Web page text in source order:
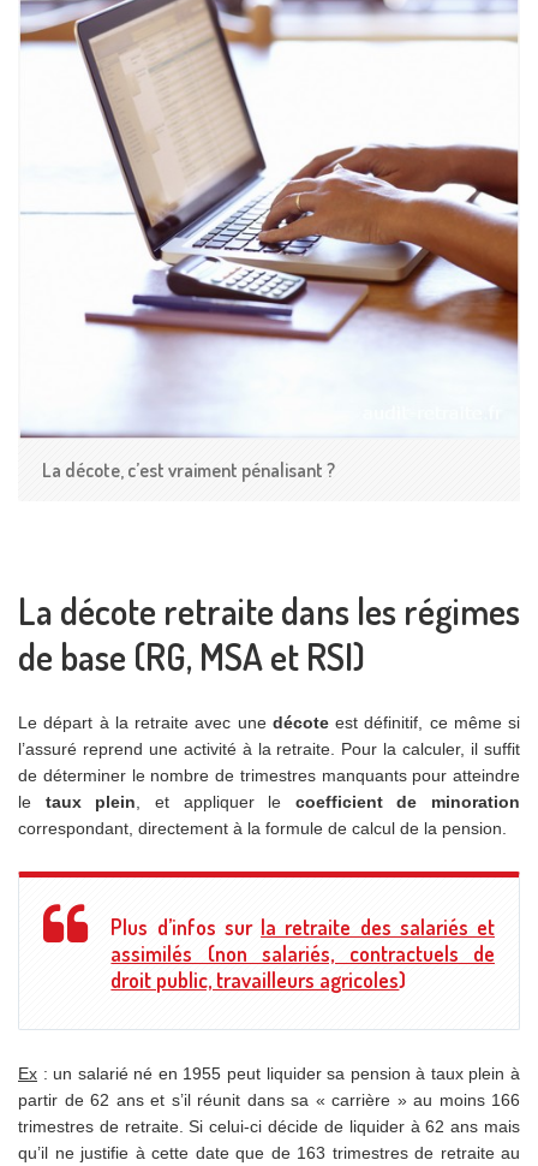
La décote, c’est vraiment pénalisant ?
La décote retraite dans les régimes
de base (RG, MSA et RSI)
Le départ à la retraite avec une décoteest définitif, ce même si
l’assuré reprend une activité à la retraite. Pour la calculer, il suffit
de déterminer le nombre de trimestres manquants pour atteindre
le taux plein , et appliquer le coefficient de minoration
correspondant, directement à la formule de calcul de la pension.
Plus d’infos sur la retraite des salariés et
assimilés (non salariés, contractuels de
droit public, travailleurs agricoles)
Ex : un salarié né en 1955 peut liquider sa pension à taux plein à
partir de 62 ans et s’il réunit dans sa « carrière » au moins 166
trimestres de retraite. Si celui-ci décide de liquider à 62 ans mais
qu’il ne justifie à cette date que de 163 trimestres de retraite au